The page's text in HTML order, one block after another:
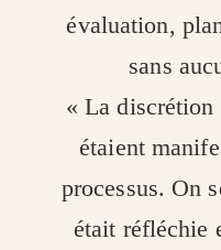
évaluation,
sans
« La
étaient
processus. On
était réfléchie